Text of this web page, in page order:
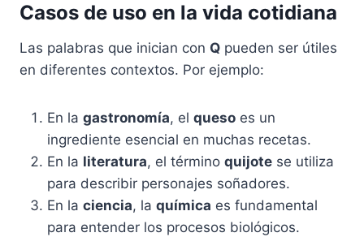
Casos de uso en la vida cotidiana
Las palabras que inician con Q pueden ser útiles
en diferentes contextos. Por ejemplo:
En la gastronomía, el queso es un
ingrediente esencial en muchas recetas.
En la literatura, el término quijote se utiliza
para describir personajes soñadores.
En la ciencia, la química es fundamental
para entender los procesos biológicos.